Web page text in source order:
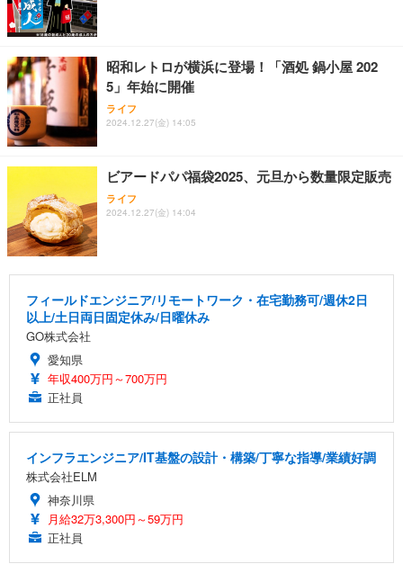
昭和レトロが横浜に登場！「酒処 鍋小屋 202
5」年始に開催
ライフ
2024.12.27(金) 14:05
ビアードパパ福袋2025、元旦から数量限定販売
ライフ
2024.12.27(金) 14:04
フィールドエンジニア/リモートワーク・在宅勤務可/週休2日
以上/土日両日固定休み/日曜休み
GO株式会社
愛知県
年収400万円～700万円
正社員
インフラエンジニア/IT基盤の設計・構築/丁寧な指導/業績好調
株式会社ELM
神奈川県
月給32万3,300円～59万円
正社員